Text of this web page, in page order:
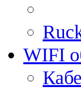
WIFI